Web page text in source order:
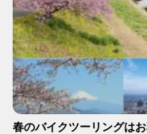
春のバイクツーリングは